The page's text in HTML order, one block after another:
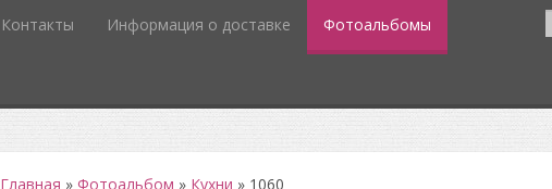
Контакты Информация о доставке Фотоальбомы
Главная » Фотоальбом » Кухни » 1060